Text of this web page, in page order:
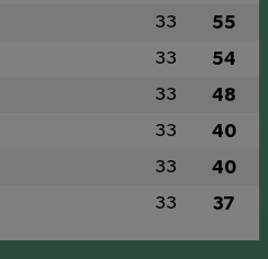
33 55
33 54
33 48
33 40
33 40
33 37